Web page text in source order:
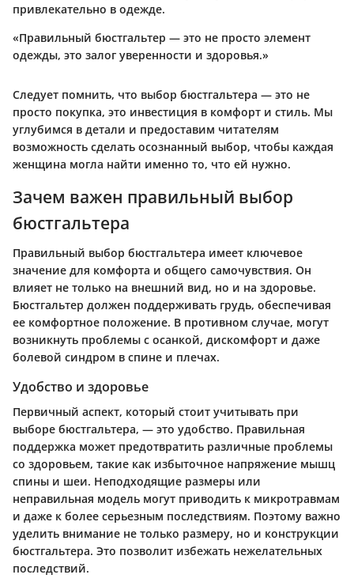
привлекательно в одежде.
«Правильный бюстгальтер — это не просто элемент
одежды, это залог уверенности и здоровья.»
Следует помнить, что выбор бюстгальтера — это не
просто покупка, это инвестиция в комфорт и стиль. Мы
углубимся в детали и предоставим читателям
возможность сделать осознанный выбор, чтобы каждая
женщина могла найти именно то, что ей нужно.
Зачем важен правильный выбор
бюстгальтера
Правильный выбор бюстгальтера имеет ключевое
значение для комфорта и общего самочувствия. Он
влияет не только на внешний вид, но и на здоровье.
Бюстгальтер должен поддерживать грудь, обеспечивая
ее комфортное положение. В противном случае, могут
возникнуть проблемы с осанкой, дискомфорт и даже
болевой синдром в спине и плечах.
Удобство и здоровье
Первичный аспект, который стоит учитывать при
выборе бюстгальтера, — это удобство. Правильная
поддержка может предотвратить различные проблемы
со здоровьем, такие как избыточное напряжение мышц
спины и шеи. Неподходящие размеры или
неправильная модель могут приводить к микротравмам
и даже к более серьезным последствиям. Поэтому важно
уделить внимание не только размеру, но и конструкции
бюстгальтера. Это позволит избежать нежелательных
последствий.